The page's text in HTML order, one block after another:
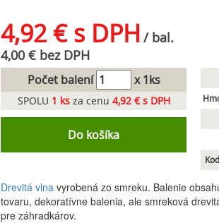
4,92 € s DPH / bal.
4,00 € bez DPH
Počet balení x 1ks
SPOLU 1 ksza cenu 4,92 € s DPH
Do košíka
Drevitá vlna vyrobená zo smreku. Balenie
tovaru, dekoratívne balenia, ale smreková
pre záhradkárov.